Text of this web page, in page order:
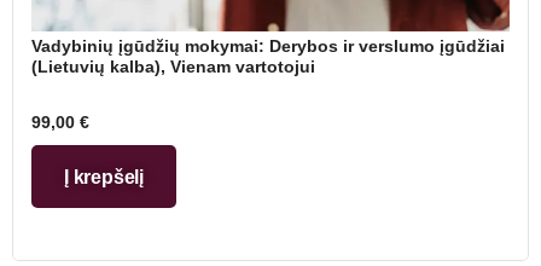
Vadybinių įgūdžių mokymai: Derybos ir verslumo įgūdžiai
(Lietuvių kalba), Vienam vartotojui
99,00 €
Į krepšelį